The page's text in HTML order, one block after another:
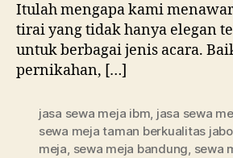
Itulah mengapa kami
tirai yang tidak hanya elegan
untuk berbagai jenis acara.
pernikahan, […]
jasa sewa meja ibm, jasa sewa
sewa meja taman berkualitas
meja, sewa meja bandung, sewa